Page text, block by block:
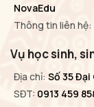
NovaEdu
Thông tin liên hệ:
Vụ học sinh,
Địa chỉ: Số 35 Đại
SĐT: 0913 459